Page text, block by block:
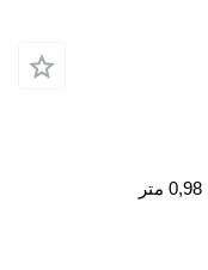
0,98 متر